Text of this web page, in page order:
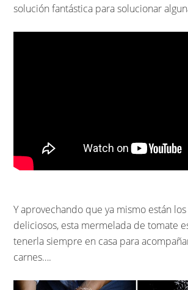
solución fantástica para solucionar
Y aprovechando que ya mismo están
deliciosos, esta mermelada de tomate
tenerla siempre en casa para
carnes….